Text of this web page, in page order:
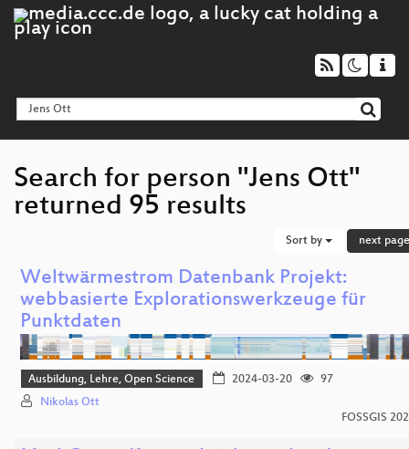
Search for person "Jens Ott"
returned 95 results
Sort by next page
Weltwärmestrom Datenbank Projekt:
webbasierte Explorationswerkzeuge für
Punktdaten
Ausbildung, Lehre, Open Science 2024-03-20
97
Nikolas Ott
FOSSGIS